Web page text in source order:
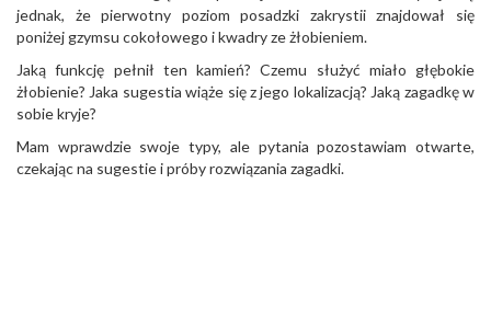
jednak, że pierwotny poziom posadzki zakrystii znajdował się
poniżej gzymsu cokołowego i kwadry ze żłobieniem.
Jaką funkcję pełnił ten kamień? Czemu służyć miało głębokie
żłobienie? Jaka sugestia wiąże się z jego lokalizacją? Jaką zagadkę w
sobie kryje?
Mam wprawdzie swoje typy, ale pytania pozostawiam otwarte,
czekając na sugestie i próby rozwiązania zagadki.